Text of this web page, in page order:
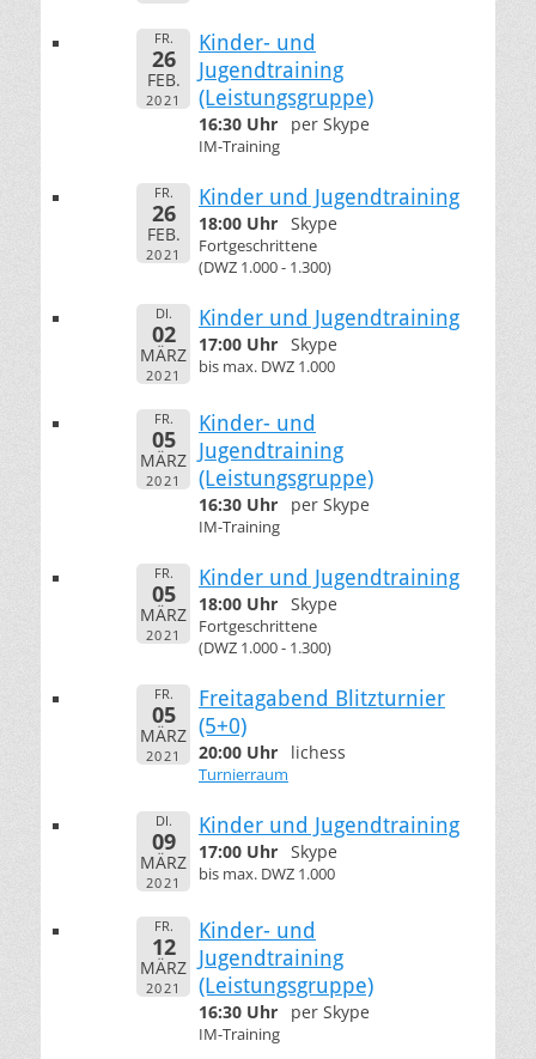
FR.
26
FEB.
2021
Kinder- und
Jugendtraining
(Leistungsgruppe)
16:30 Uhr per Skype
IM-Training
FR.
26
FEB.
2021
Kinder und Jugendtraining
18:00 Uhr Skype
Fortgeschrittene
(DWZ 1.000 - 1.300)
DI.
02
MÄRZ
2021
Kinder und Jugendtraining
17:00 Uhr Skype
bis max. DWZ 1.000
FR.
05
MÄRZ
2021
Kinder- und
Jugendtraining
(Leistungsgruppe)
16:30 Uhr per Skype
IM-Training
FR.
05
MÄRZ
2021
Kinder und Jugendtraining
18:00 Uhr Skype
Fortgeschrittene
(DWZ 1.000 - 1.300)
FR.
05
MÄRZ
2021
Freitagabend Blitzturnier
(5+0)
20:00 Uhr lichess
Turnierraum
DI.
09
MÄRZ
2021
Kinder und Jugendtraining
17:00 Uhr Skype
bis max. DWZ 1.000
FR.
12
MÄRZ
2021
Kinder- und
Jugendtraining
(Leistungsgruppe)
16:30 Uhr per Skype
IM-Training